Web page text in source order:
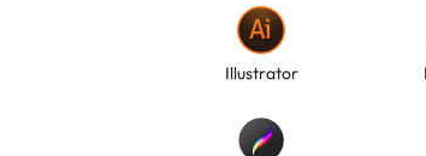
Illustrator